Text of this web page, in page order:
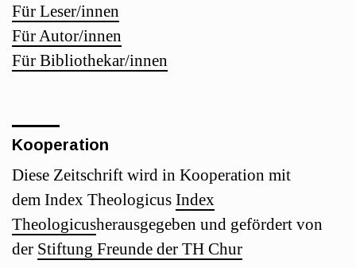
Für Leser/innen
Für Autor/innen
Für Bibliothekar/innen
Kooperation
Diese Zeitschrift wird in Kooperation mit
dem Index Theologicus Index
Theologicusherausgegeben und gefördert von
der Stiftung Freunde der TH Chur